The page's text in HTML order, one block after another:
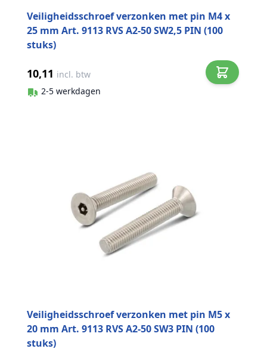
Veiligheidsschroef verzonken met pin M4 x
25 mm Art. 9113 RVS A2-50 SW2,5 PIN (100
stuks)
10,11 incl. btw
2-5 werkdagen
Veiligheidsschroef verzonken met pin M5 x
20 mm Art. 9113 RVS A2-50 SW3 PIN (100
stuks)